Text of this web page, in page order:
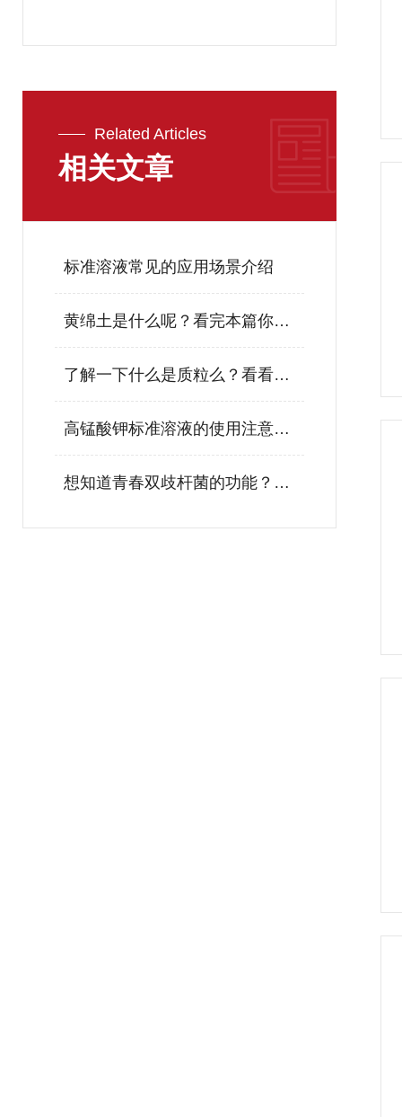
Related Articles
相关文章
标准溶液常见的应用场景介绍
黄绵土是什么呢？看完本篇你就知道了
了解一下什么是质粒么？看看这些吧
高锰酸钾标准溶液的使用注意事项与保存条件
想知道青春双歧杆菌​​的功能？看看这些吧